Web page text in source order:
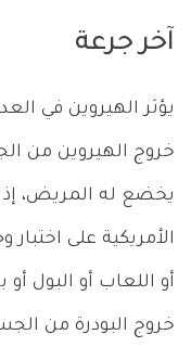
آخر جرعة
يؤثر الهيروين في
خروج الهيروين من
يخضع له المريض، إذ
الأمريكية على
أو اللعاب أو البول
خروج البودرة من